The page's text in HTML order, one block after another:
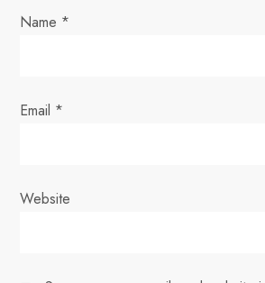
o
Name *
Email *
Website